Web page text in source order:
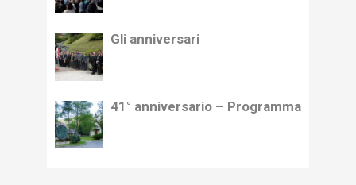
Gli anniversari
41° anniversario – Programma